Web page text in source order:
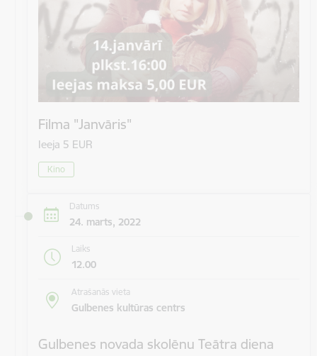
Filma "Janvāris"
Ieeja 5 EUR
Kino
Datums
24. marts, 2022
Laiks
12.00
Atrašanās vieta
Gulbenes kultūras centrs
Gulbenes novada skolēnu Teātra diena